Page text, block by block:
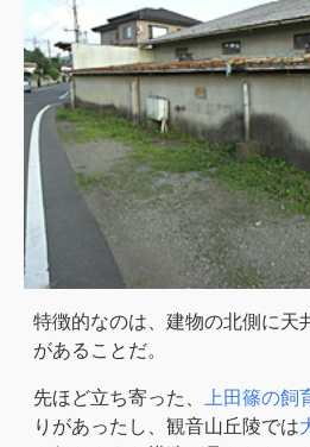
特徴的なのは、建物の北側に天
があることだ。
先ほど立ち寄った、 上田篠の飼
りがあったし、観音山丘陵では